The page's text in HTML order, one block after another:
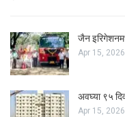
जैन
Apr 15, 2026
अवघ्या ९५
Apr 15, 2026